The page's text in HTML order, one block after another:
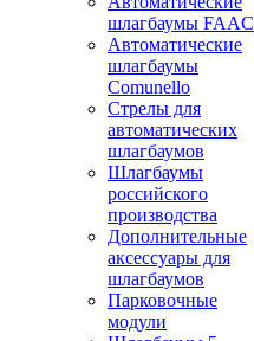
шлагбаумы FAAC
Автоматические
шлагбаумы
Comunello
Стрелы для
автоматических
шлагбаумов
Шлагбаумы
российского
производства
Дополнительные
аксессуары для
шлагбаумов
Парковочные
модули